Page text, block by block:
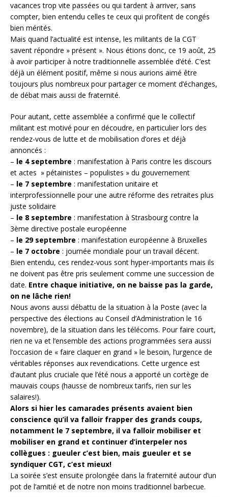
vacances trop vite passées ou qui tardent à arriver, sans
compter, bien entendu celles te ceux qui profitent de congés
bien mérités.
Mais quand l’actualité est intense, les militants de la CGT
savent répondre » présent ». Nous étions donc, ce 19 août, 25
à avoir participer à notre traditionnelle assemblée d’été. C’est
déjà un élément positif, même si nous aurions aimé être
toujours plus nombreux pour partager ce moment d’échanges,
de débat mais aussi de fraternité.
Pour autant, cette assemblée a confirmé que le collectif
militant est motivé pour en découdre, en particulier lors des
rendez-vous de lutte et de mobilisation d’ores et déjà
annoncés :
– le 4 septembre : manifestation à Paris contre les discours
et actes » pétainistes – populistes » du gouvernement
– le 7 septembre : manifestation unitaire et
interprofessionnelle pour une autre réforme des retraites plus
juste solidaire
– le 8 septembre : manifestation à Strasbourg contre la
3ème directive postale européenne
– le 29 septembre : manifestation européenne à Bruxelles
– le 7 octobre : journée mondiale pour un travail décent.
Bien entendu, ces rendez-vous sont hyper-importants mais ils
ne doivent pas être pris seulement comme une succession de
date. Entre chaque initiative, on ne baisse pas la garde,
on ne lâche rien!
Nous avons aussi débattu de la situation à la Poste (avec la
perspective des élections au Conseil d’Administration le 16
novembre), de la situation dans les télécoms. Pour faire court,
rien ne va et l’ensemble des actions programmées sera aussi
l’occasion de « faire claquer en grand » le besoin, l’urgence de
véritables réponses aux revendications. Cette urgence est
d’autant plus cruciale que l’été nous a apporté un cortège de
mauvais coups (hausse de nombreux tarifs, rien sur les
salaires!).
Alors si hier les camarades présents avaient bien
conscience qu’il va falloir frapper des grands coups,
notamment le 7 septembre, il va falloir mobiliser et
mobiliser en grand et continuer d’interpeler nos
collègues : gueuler c’est bien, mais gueuler et se
syndiquer CGT, c’est mieux!
La soirée s’est ensuite prolongée dans la fraternité autour d’un
pot de l’amitié et de notre non moins traditionnel barbecue.